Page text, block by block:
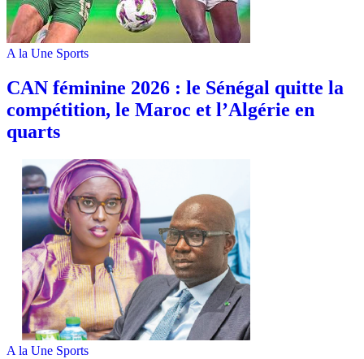
A la Une Sports
‎CAN féminine 2026 : le Sénégal quitte la
compétition, le Maroc et l’Algérie en
quarts
A la Une Sports